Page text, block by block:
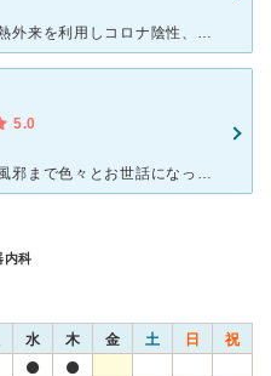
風邪の症状で高熱が出た為他の発熱外来を利用しコロナ陰性、ただの風邪だからと何も診察せずに薬だけ出されて帰されました。その後症状が悪化した為また発熱外来へ行ったところまた診察はせずに薬だけ出されました。
5.0
昔から胃腸炎や気管支炎、普通の風邪まで色々とお世話になっています。 医師も看護師さんも、丁寧で優しいです。 先日は発熱や咳が止まらない症状があり、こちらの病院で診察を受けました。 他の病院で頂い
内科
水 木 金 土 日 祝